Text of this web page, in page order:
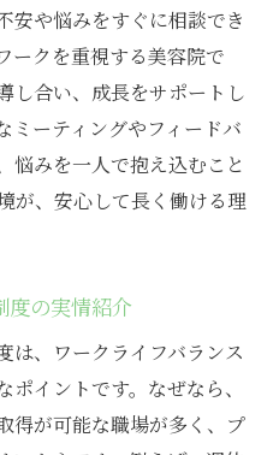
安や悩みをすぐに相談でき
ークを重視する美容院で
し合い、成長をサポートし
ミーティングやフィードバ
悩みを一人で抱え込むこと
が、安心して長く働ける理
度の実情紹介
は、ワークライフバランス
イントです。なぜなら、
得が可能な職場が多く、プ